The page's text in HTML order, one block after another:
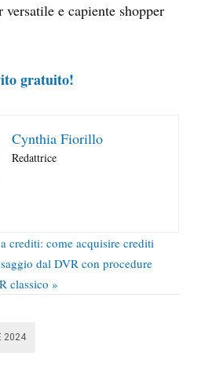
versatile e capiente shopper
gratuito!
Cynthia Fiorillo
Redattrice
crediti: come acquisire crediti
dal DVR con procedure
classico »
2024